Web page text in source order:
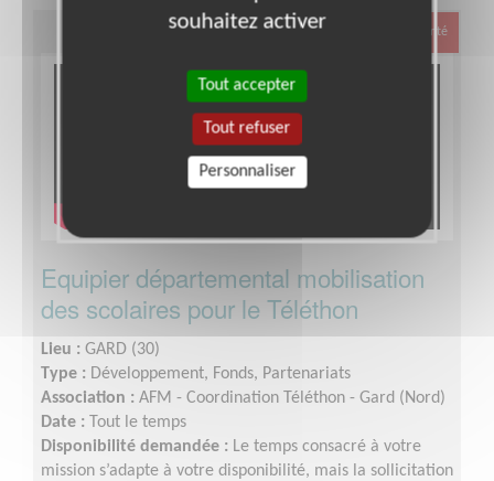
Santé
Equipier départemental mobilisation
des scolaires pour le Téléthon
Lieu : GARD (30)
Type : Développement, Fonds, Partenariats
Association : AFM - Coordination Téléthon - Gard (Nord)
Date :
Tout le temps
Disponibilité demandée : Le temps consacré à votre
mission s’adapte à votre disponibilité, mais la sollicitation
souhaitez activer
Tout accepter
Tout refuser
Personnaliser